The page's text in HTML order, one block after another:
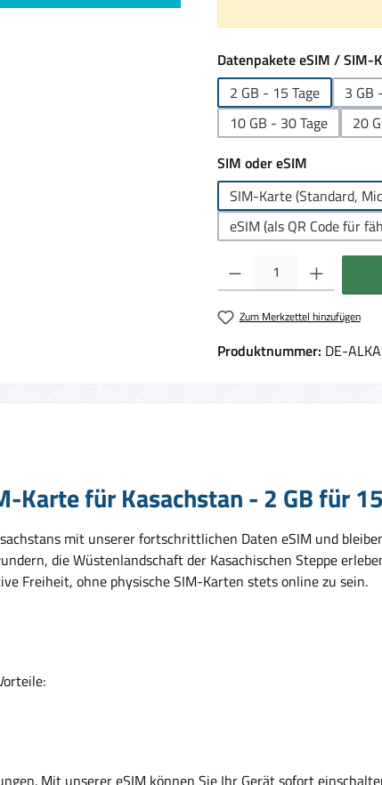
Datenpakete eSIM / SIM-
2 GB - 15 Tage
3 GB
10 GB - 30 Tage
20
SIM oder eSIMauswählen
SIM-Karte (Standard,
eSIM (als QR Code für
Produkt Anzahl: Gib den
Zum Merkzettel hinzufügen
Produktnummer: DE-
für Kasachstan - 2 GB für
mit unserer fortschrittlichen Daten eSIM und
die Wüstenlandschaft der Kasachischen Steppe
Freiheit, ohne physische SIM-Karten stets online zu sein.
Mit unserer eSIM können Sie Ihr Gerät sofort